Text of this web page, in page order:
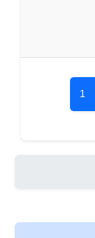
1